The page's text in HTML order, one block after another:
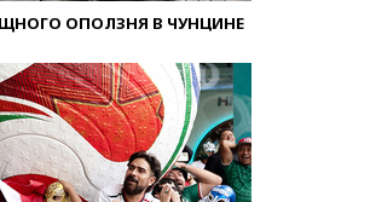
ОПОЛЗНЯ В ЧУНЦИНЕ